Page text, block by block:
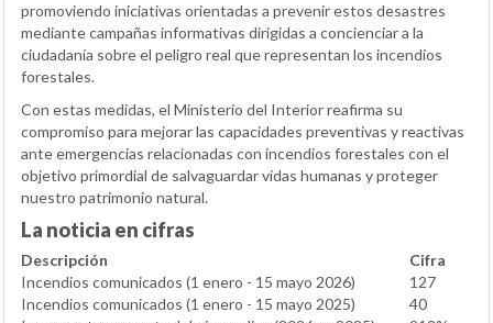
promoviendo iniciativas orientadas a prevenir estos desastres
mediante campañas informativas dirigidas a concienciar a la
ciudadanía sobre el peligro real que representan los incendios
forestales.
Con estas medidas, el Ministerio del Interior reafirma su
compromiso para mejorar las capacidades preventivas y reactivas
ante emergencias relacionadas con incendios forestales con el
objetivo primordial de salvaguardar vidas humanas y proteger
nuestro patrimonio natural.
La noticia en cifras
Descripción
Cifra
Incendios comunicados (1 enero - 15 mayo 2026)
127
Incendios comunicados (1 enero - 15 mayo 2025)
40